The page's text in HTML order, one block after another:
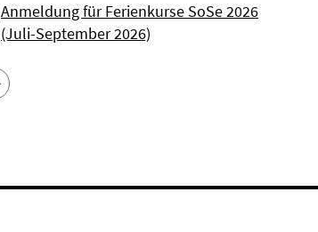
Anmeldung für Ferienkurse SoSe 2026
(Juli-September 2026)